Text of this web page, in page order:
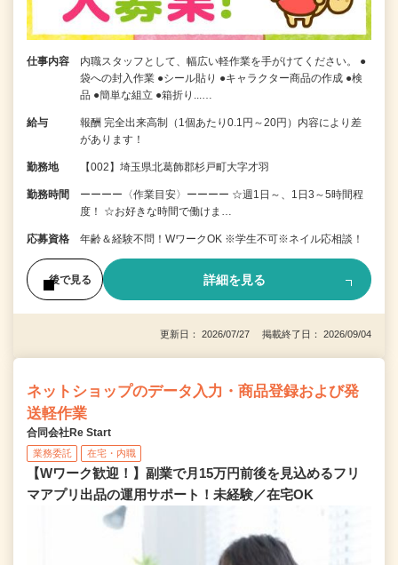
仕事内容
内職スタッフとして、幅広い軽作業を手がけてください。 ●
袋への封入作業 ●シール貼り ●キャラクター商品の作成 ●検
品 ●簡単な組立 ●箱折り...…
給与
報酬 完全出来高制（1個あたり0.1円～20円）内容により差
があります！
勤務地 【002】埼玉県北葛飾郡杉戸町大字才羽
勤務時間
ーーーー〈作業目安〉ーーーー ☆週1日～、1日3～5時間程
度！ ☆お好きな時間で働けま…
応募資格 年齢＆経験不問！WワークOK ※学生不可※ネイル応相談！
後で見る 詳細を見る
更新日： 2026/07/27 掲載終了日： 2026/09/04
ネットショップのデータ入力・商品登録および発
送軽作業
合同会社Re Start
業務委託 在宅・内職
【Wワーク歓迎！】副業で月15万円前後を見込めるフリ
マアプリ出品の運用サポート！未経験／在宅OK